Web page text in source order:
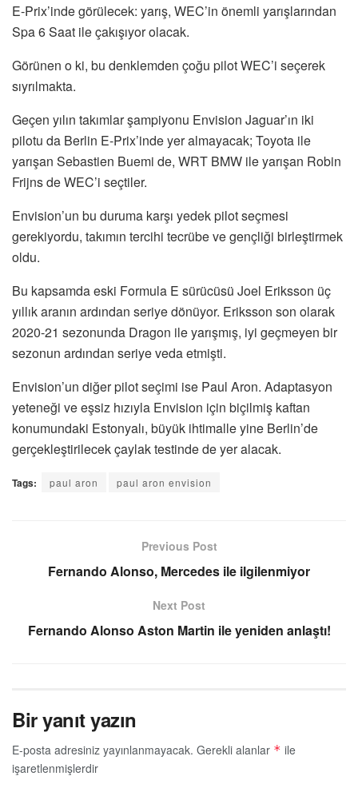
E-Prix’inde görülecek: yarış, WEC’in önemli yarışlarından
Spa 6 Saat ile çakışıyor olacak.
Görünen o ki, bu denklemden çoğu pilot WEC’i seçerek
sıyrılmakta.
Geçen yılın takımlar şampiyonu Envision Jaguar’ın iki
pilotu da Berlin E-Prix’inde yer almayacak; Toyota ile
yarışan Sebastien Buemi de, WRT BMW ile yarışan Robin
Frijns de WEC’i seçtiler.
Envision’un bu duruma karşı yedek pilot seçmesi
gerekiyordu, takımın tercihi tecrübe ve gençliği birleştirmek
oldu.
Bu kapsamda eski Formula E sürücüsü Joel Eriksson üç
yıllık aranın ardından seriye dönüyor. Eriksson son olarak
2020-21 sezonunda Dragon ile yarışmış, iyi geçmeyen bir
sezonun ardından seriye veda etmişti.
Envision’un diğer pilot seçimi ise Paul Aron. Adaptasyon
yeteneği ve eşsiz hızıyla Envision için biçilmiş kaftan
konumundaki Estonyalı, büyük ihtimalle yine Berlin’de
gerçekleştirilecek çaylak testinde de yer alacak.
Tags: paul aron paul aron envision
Previous Post
Fernando Alonso, Mercedes ile ilgilenmiyor
Next Post
Fernando Alonso Aston Martin ile yeniden anlaştı!
Bir yanıt yazın
E-posta adresiniz yayınlanmayacak. Gerekli alanlar * ile
işaretlenmişlerdir